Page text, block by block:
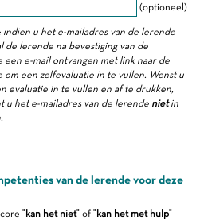
(optioneel)
indien u het e-mailadres van de lerende
de lerende na bevestiging van de
een e-mail ontvangen met link naar de
om een zelfevaluatie in te vullen. Wenst u
evaluatie in te vullen en af te drukken,
u het e-mailadres van de lerende nietin
van de lerende voor deze
"kan het niet" of "kan het met hulp"